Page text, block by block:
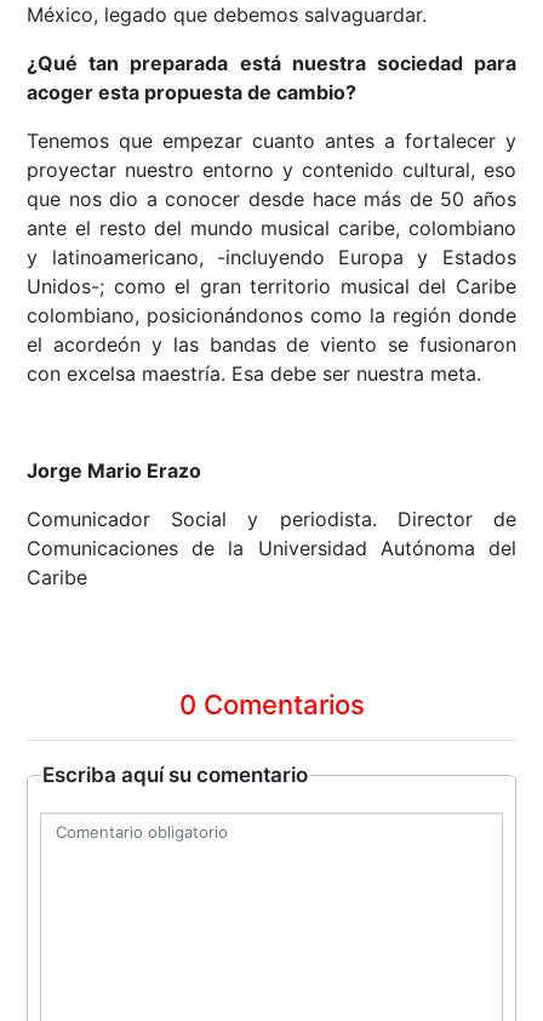
México, legado que debemos salvaguardar.
¿Qué tan preparada está nuestra sociedad para
acoger esta propuesta de cambio?
Tenemos que empezar cuanto antes a fortalecer y
proyectar nuestro entorno y contenido cultural, eso
que nos dio a conocer desde hace más de 50 años
ante el resto del mundo musical caribe, colombiano
y latinoamericano, -incluyendo Europa y Estados
Unidos-; como el gran territorio musical del Caribe
colombiano, posicionándonos como la región donde
el acordeón y las bandas de viento se fusionaron
con excelsa maestría. Esa debe ser nuestra meta.
Jorge Mario Erazo
Comunicador Social y periodista. Director de
Comunicaciones de la Universidad Autónoma del
Caribe
0 Comentarios
Escriba aquí su comentario